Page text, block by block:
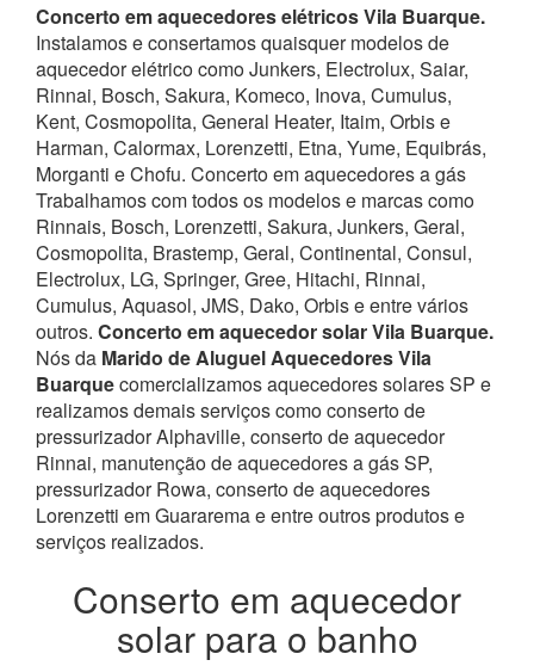
Concerto em aquecedores elétricos Vila Buarque.
Instalamos e consertamos quaisquer modelos de
aquecedor elétrico como Junkers, Electrolux, Saiar,
Rinnai, Bosch, Sakura, Komeco, Inova, Cumulus,
Kent, Cosmopolita, General Heater, Itaim, Orbis e
Harman, Calormax, Lorenzetti, Etna, Yume, Equibrás,
Morganti e Chofu. Concerto em aquecedores a gás
Trabalhamos com todos os modelos e marcas como
Rinnais, Bosch, Lorenzetti, Sakura, Junkers, Geral,
Cosmopolita, Brastemp, Geral, Continental, Consul,
Electrolux, LG, Springer, Gree, Hitachi, Rinnai,
Cumulus, Aquasol, JMS, Dako, Orbis e entre vários
outros. Concerto em aquecedor solar Vila Buarque.
Nós da Marido de Aluguel Aquecedores Vila
Buarquecomercializamos aquecedores solares SP e
realizamos demais serviços como conserto de
pressurizador Alphaville, conserto de aquecedor
Rinnai, manutenção de aquecedores a gás SP,
pressurizador Rowa, conserto de aquecedores
Lorenzetti em Guararema e entre outros produtos e
serviços realizados.
Conserto em aquecedor
solar para o banho